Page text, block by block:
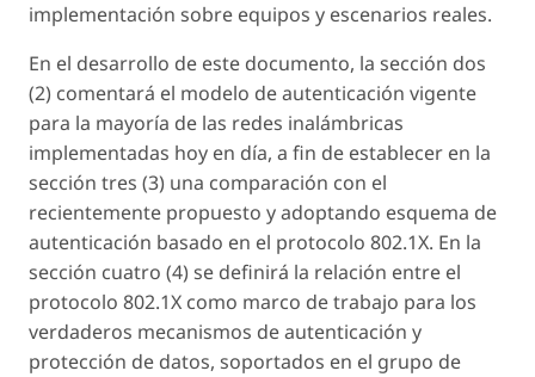
implementación sobre equipos y escenarios reales.
En el desarrollo de este documento, la sección dos
(2) comentará el modelo de autenticación vigente
para la mayoría de las redes inalámbricas
implementadas hoy en día, a fin de establecer en la
sección tres (3) una comparación con el
recientemente propuesto y adoptando esquema de
autenticación basado en el protocolo 802.1X. En la
sección cuatro (4) se definirá la relación entre el
protocolo 802.1X como marco de trabajo para los
verdaderos mecanismos de autenticación y
protección de datos, soportados en el grupo de